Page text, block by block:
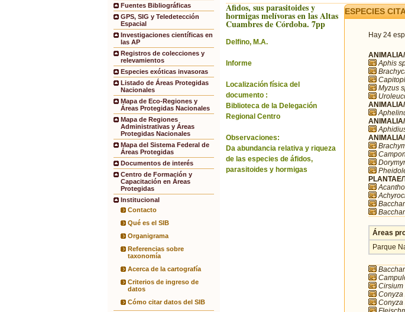
Fuentes Bibliográficas
GPS, SIG y Teledetección
Espacial
Investigaciones científicas en
las AP
Registros de colecciones y
relevamientos
Especies exóticas invasoras
Listado de Áreas Protegidas
Nacionales
Mapa de Eco-Regiones y
Áreas Protegidas Nacionales
Mapa de Regiones
Administrativas y Áreas
Protegidas Nacionales
Mapa del Sistema Federal de
Áreas Protegidas
Documentos de interés
Centro de Formación y
Capacitación en Áreas
Protegidas
Institucional
Contacto
Qué es el SIB
Organigrama
Referencias sobre
taxonomía
Acerca de la cartografía
Criterios de ingreso de
datos
Cómo citar datos del SIB
Afidos, sus parasitoides y
hormigas melívoras en las Altas
Cuambres de Córdoba. 7pp
Delfino, M.A.
Informe
Localización física del
documento :
Biblioteca de la Delegación
Regional Centro
Observaciones:
Da abundancia relativa y riqueza
de las especies de áfidos,
parasitoides y hormigas
ESPECIES
Hay 24
Aphis
Myzus
Áreas
Parque
Cirsium
Conyza
Conyza